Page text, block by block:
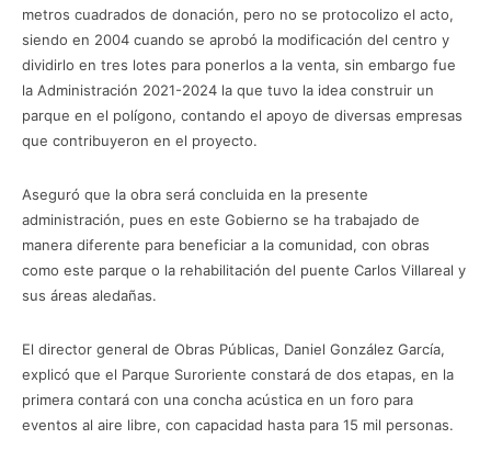
metros cuadrados de donación, pero no se protocolizo el acto,
siendo en 2004 cuando se aprobó la modificación del centro y
dividirlo en tres lotes para ponerlos a la venta, sin embargo fue
la Administración 2021-2024 la que tuvo la idea construir un
parque en el polígono, contando el apoyo de diversas empresas
que contribuyeron en el proyecto.
Aseguró que la obra será concluida en la presente
administración, pues en este Gobierno se ha trabajado de
manera diferente para beneficiar a la comunidad, con obras
como este parque o la rehabilitación del puente Carlos Villareal y
sus áreas aledañas.
El director general de Obras Públicas, Daniel González García,
explicó que el Parque Suroriente constará de dos etapas, en la
primera contará con una concha acústica en un foro para
eventos al aire libre, con capacidad hasta para 15 mil personas.